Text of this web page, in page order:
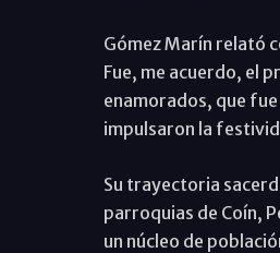
Gómez Marín relató
Fue, me acuerdo, el
enamorados, que
impulsaron la
Su trayectoria
parroquias de Coín,
un núcleo de